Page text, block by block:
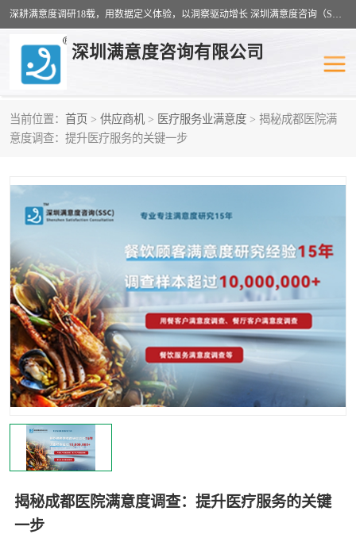
深耕满意度调研18载，用数据定义体验，以洞察驱动增长 深圳满意度咨询（SSC）：十八年专注，丈量每一份体验。
深圳满意度咨询有限公司
当前位置： 首页 > 供应商机 > 医疗服务业满意度 > 揭秘成都医院满
意度调查：提升医疗服务的关键一步
揭秘成都医院满意度调查：提升医疗服务的关键
一步
物业满意度调查
公共事务满意度调查 餐饮业满意度调查
营商环境满意度 员工满意度
服务满意度调查 汽车行业满意度